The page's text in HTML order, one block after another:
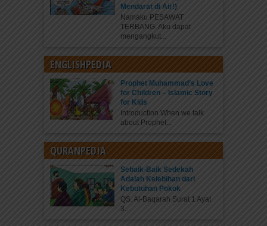
Mendarat di Air!)
Namaku PESAWAT
TERBANG. Aku dapat
mengangkut...
ENGLISHPEDIA
Prophet Muhammad’s Love
for Children – Islamic Story
for Kids
Introduction When we talk
about Prophet...
QURANPEDIA
Sebaik-Baik Sedekah
Adalah Kelebihan dari
Kebutuhan Pokok
QS. Al-Baqarah Surat 1 Ayat
3...